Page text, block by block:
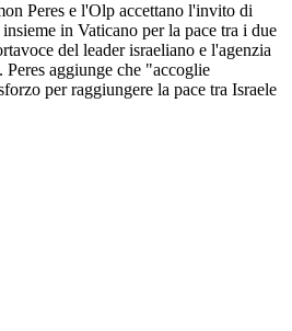
Peres e l'Olp accettano l'invito di
in Vaticano per la pace tra i due
del leader israeliano e l'agenzia
Peres aggiunge che "accoglie
per raggiungere la pace tra Israele